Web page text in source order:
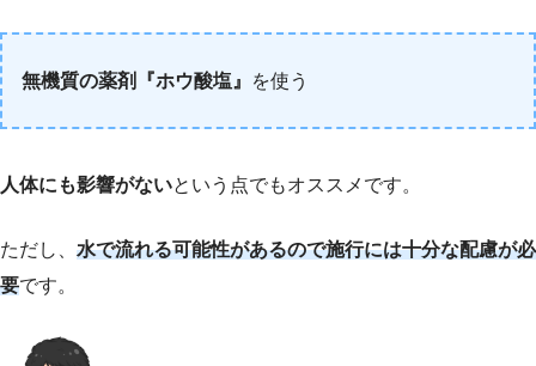
無機質の薬剤『ホウ酸塩』 を使う
人体にも影響がないという点でもオススメです。
ただし、 水で流れる可能性があるので施行には十分な配慮が必
要です。